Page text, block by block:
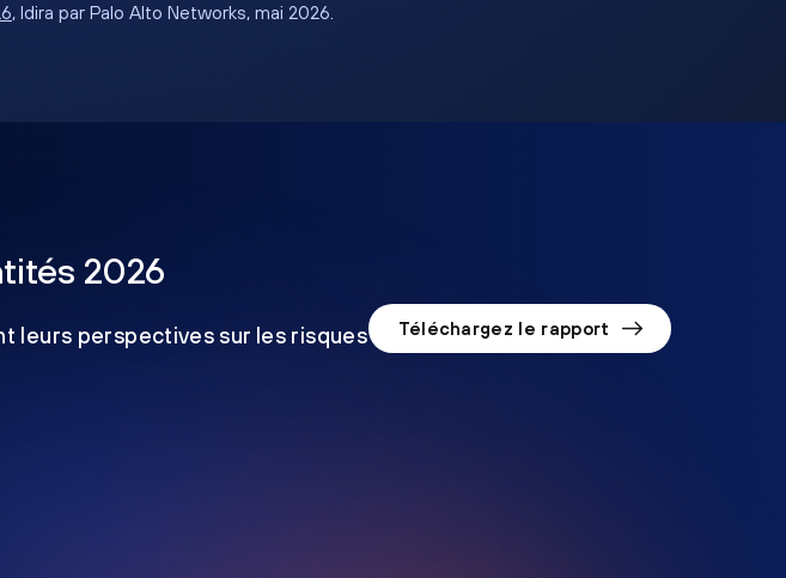
, Idira par Palo Alto Networks, mai 2026.
2026
leurs perspectives sur les risques
Téléchargez le rapport